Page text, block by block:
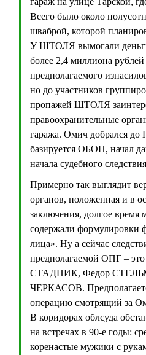
Всего было около
шваброй, которой
У ШТОЛЯ вымогали
более 2,4 миллиона
предполагаемого
но до участников
пропажей ШТОЛЯ
правоохранительные
гаража. Омич добрался до
базируется ОБОП, начал
начала судебного
Примерно так выглядит
органов, положенная и в
заключения, долгое время
содержали формулировки
лица». Ну а сейчас
предполагаемой ОПГ –
СТАДНИК, Федор
ЧЕРКАСОВ.
операцию смотрящий за
В коридорах облсуда
на встречах в 90-е годы:
коренастые мужики с